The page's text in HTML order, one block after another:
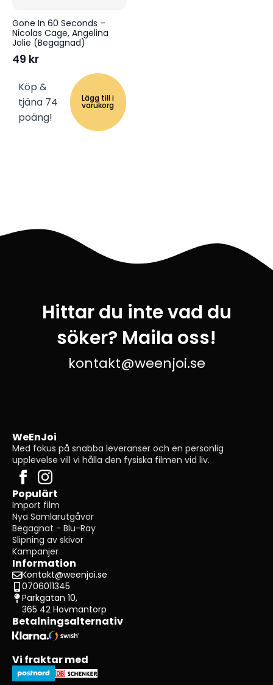
Gone In 60 Seconds –
Nicolas Cage, Angelina
Jolie (Begagnad)
49 kr
Köp &
tjäna 74
poäng!
Lägg till i
varukorg
Hittar du inte vad du
söker? Maila oss!
kontakt@weenjoi.se
WeEnJoi
Med fokus på snabba leveranser och en personlig
upplevelse vill vi hålla den fysiska filmen vid liv.
Populärt
Import film
Nya Samlarutgåvor
Begagnat - Blu-Ray
Slipning av skivor
Kampanjer
Information
Kontakt@weenjoi.se
0706011345
Parkgatan 10,
365 42 Hovmantorp
Betalningsalternativ
Vi fraktar med